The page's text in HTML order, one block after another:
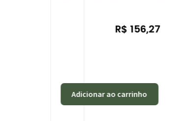
R$ 156,27
Adicionar ao carrinho